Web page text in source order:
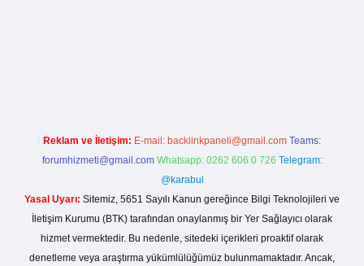
Reklam ve İletişim: E-mail: backlinkpaneli@gmail.com Teams:
forumhizmeti@gmail.com Whatsapp: 0262 606 0 726 Telegram:
@karabul
Yasal Uyarı: Sitemiz, 5651 Sayılı Kanun gereğince Bilgi Teknolojileri ve
İletişim Kurumu (BTK) tarafından onaylanmış bir Yer Sağlayıcı olarak
hizmet vermektedir. Bu nedenle, sitedeki içerikleri proaktif olarak
denetleme veya araştırma yükümlülüğümüz bulunmamaktadır. Ancak,